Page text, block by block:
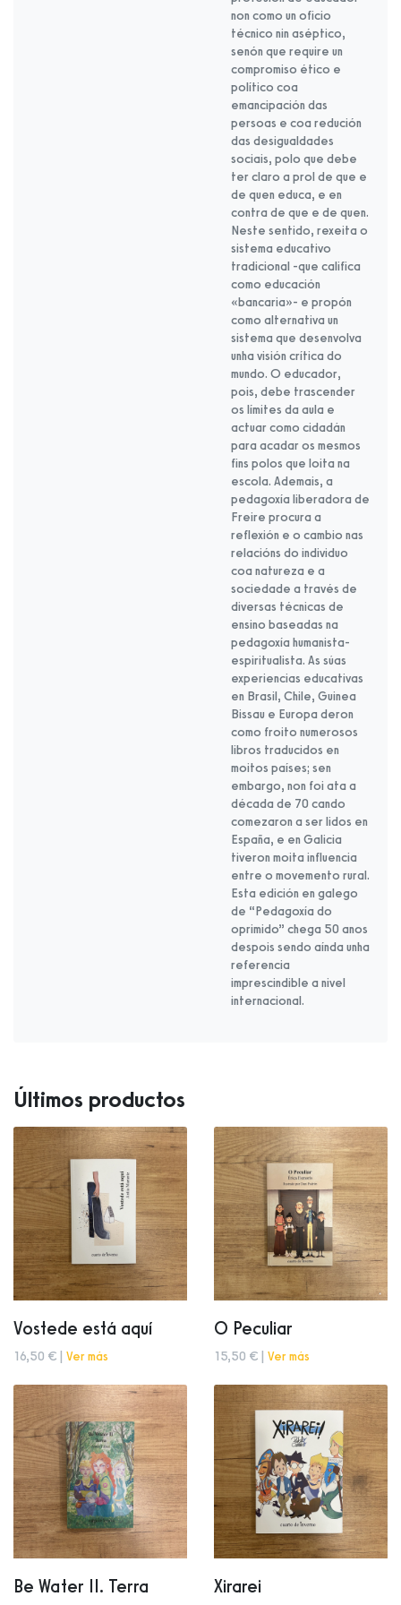
non como un oficio
técnico nin aséptico,
senón que require un
compromiso ético e
político coa
emancipación das
persoas e coa redución
das desigualdades
sociais, polo que debe
ter claro a prol de que e
de quen educa, e en
contra de que e de quen.
Neste sentido, rexeita o
sistema educativo
tradicional -que califica
como educación
«bancaria»- e propón
como alternativa un
sistema que desenvolva
unha visión crítica do
mundo. O educador,
pois, debe trascender
os límites da aula e
actuar como cidadán
para acadar os mesmos
fins polos que loita na
escola. Ademais, a
pedagoxía liberadora de
Freire procura a
reflexión e o cambio nas
relacións do individuo
coa natureza e a
sociedade a través de
diversas técnicas de
ensino baseadas na
pedagoxía humanista-
espiritualista. As súas
experiencias educativas
en Brasil, Chile, Guinea
Bissau e Europa deron
como froito numerosos
libros traducidos en
moitos países; sen
embargo, non foi ata a
década de 70 cando
comezaron a ser lidos en
España, e en Galicia
tiveron moita influencia
entre o movemento rural.
Esta edición en galego
de “Pedagoxía do
oprimido” chega 50 anos
despois sendo aínda unha
referencia
imprescindible a nivel
internacional.
Últimos productos
Vostede está aquí
16,50 € | Ver más
O Peculiar
15,50 € | Ver más
Be Water II. Terra Xirarei